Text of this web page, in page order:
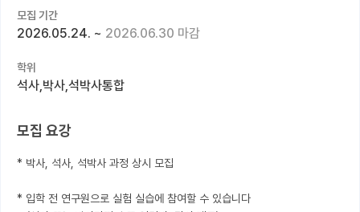
연구실&오픈랩
커리어
모집 기간
2026.05.24. ~ 2026.06.30 마감
학위
석사,박사,석박사통합
모집 요강
* 박사, 석사, 석박사 과정 상시 모집
* 입학 전 연구원으로 실험 실습에 참여할 수 있습니다